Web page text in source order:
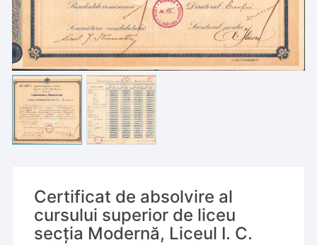
Certificat de absolvire al
cursului superior de liceu
secția Modernă, Liceul I. C.